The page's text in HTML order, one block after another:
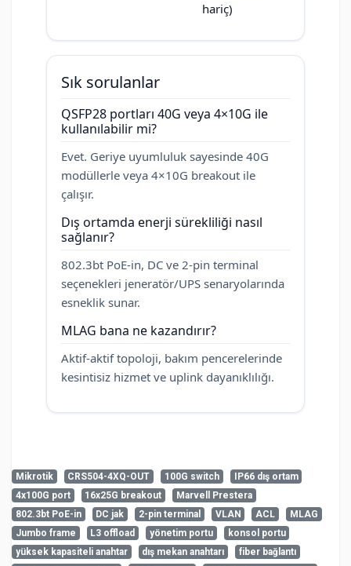
hariç)
Sık sorulanlar
QSFP28 portları 40G veya 4×10G ile
kullanılabilir mi?
Evet. Geriye uyumluluk sayesinde 40G
modüllerle veya 4×10G breakout ile
çalışır.
Dış ortamda enerji sürekliliği nasıl
sağlanır?
802.3bt PoE-in, DC ve 2-pin terminal
seçenekleri jeneratör/UPS senaryolarında
esneklik sunar.
MLAG bana ne kazandırır?
Aktif-aktif topoloji, bakım pencerelerinde
kesintisiz hizmet ve uplink dayanıklılığı.
Teknik Özellikler
admin
8-8-2026
Henüz cevaplanmış soru bulunmuyor. İlk soruyu siz
sorabilirsiniz.
Mikrotik CRS504-4XQ-OUT 100G switch
IP66 dış ortam
4x100G port
16x25G breakout
Marvell Prestera
802.3bt PoE-in
DC jak 2-pin terminal VLAN ACL
MLAG
Jumbo frame
L3 offload yönetim portu
konsol portu
yüksek kapasiteli anahtar
dış mekan anahtarı
fiber bağlantı